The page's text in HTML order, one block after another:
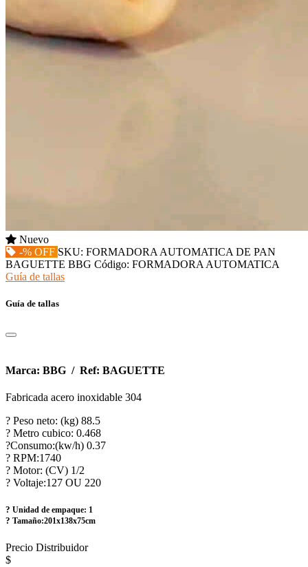
Nuevo
-% OFF SKU: FORMADORA AUTOMATICA DE PAN
BAGUETTE BBG Código: FORMADORA AUTOMATICA
Guía de tallas
Guía de tallas
Marca: BBG / Ref: BAGUETTE
Fabricada acero inoxidable 304
? Peso neto: (kg) 88.5
? Metro cubico: 0.468
?Consumo:(kw/h) 0.37
? RPM:1740
? Motor: (CV) 1/2
? Voltaje:127 OU 220
? Unidad de empaque: 1
? Tamaño:201x138x75cm
Precio Distribuidor
$